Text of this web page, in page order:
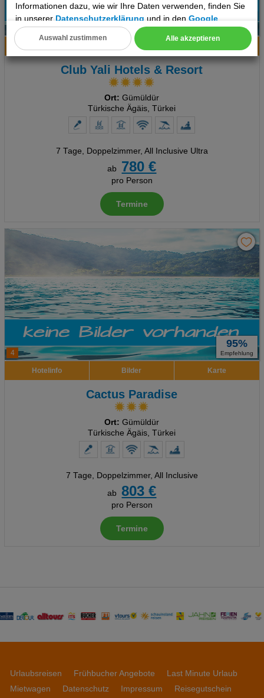
Informationen dazu, wie wir Ihre Daten verwenden, finden Sie
in unsererDatenschutzerklärung und in denGoogle
Datenschutz- und Nutzungsbedingungen
Cookie Einstellungen
Technische Cookies
Social Media Cookies
Advertising
Alle akzeptieren
Auswahl zustimmen
Empfehlung
Bilder
Club Yali Hotels & Resort
Ort: Gümüldür
Türkische Ägäis, Türkei
7 Tage, Doppelzimmer, All Inclusive Ultra
ab
780 €
pro Person
Termine
4
95%
Empfehlung
Hotelinfo Bilder Karte
Cactus Paradise
Ort: Gümüldür
Türkische Ägäis, Türkei
7 Tage, Doppelzimmer, All Inclusive
ab
803 €
pro Person
Termine
Urlaubsreisen Frühbucher Angebote
Last Minute Urlaub
Mietwagen
Datenschutz Impressum Reisegutschein